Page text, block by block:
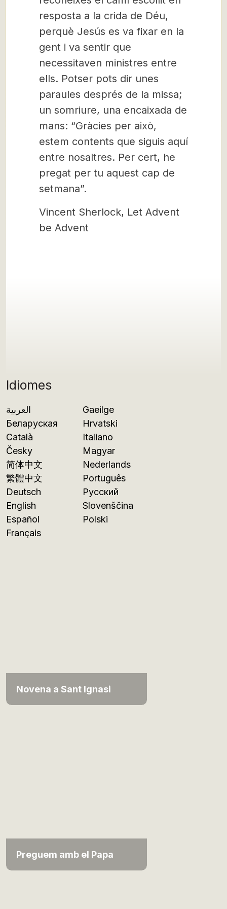
Idiomes
العربية
Беларуская
Català
Česky
简体中文
繁體中文
Deutsch
English
Español
Français
Gaeilge
Hrvatski
Italiano
Magyar
Nederlands
Português
Русский
Slovenščina
Polski
Novena a Sant Ignasi
Preguem amb el Papa
resposta a la crida de Déu,
perquè Jesús es va fixar en la
gent i va sentir que
necessitaven ministres entre
ells. Potser pots dir unes
paraules després de la missa;
un somriure, una encaixada de
mans: “Gràcies per això,
estem contents que siguis aquí
entre nosaltres. Per cert, he
pregat per tu aquest cap de
setmana”.
Vincent Sherlock, Let Advent
be Advent